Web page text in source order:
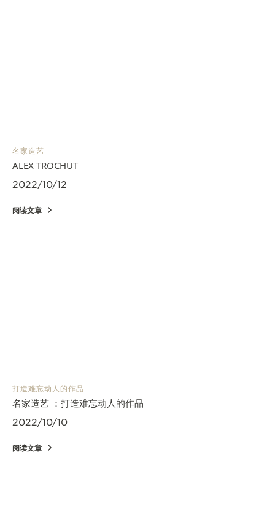
名家造艺
ALEX TROCHUT
2022/10/12
阅读文章
打造难忘动人的作品
名家造艺 ：打造难忘动人的作品
2022/10/10
阅读文章